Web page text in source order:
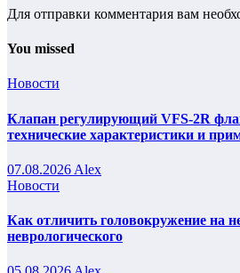
Для отправки комментария вам
You missed
Новости
Клапан регулирующий VFS-2R
технические характеристики и
07.08.2026 Alex
Новости
Как отличить головокружение на
неврологического